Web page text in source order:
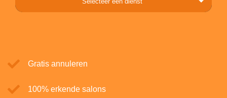
Gratis annuleren
100% erkende salons